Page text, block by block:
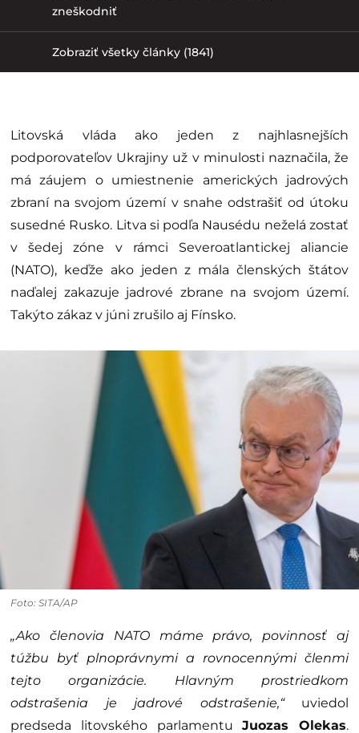
zneškodniť
Zobraziť všetky články (1841)
Litovská vláda ako jeden z najhlasnejších
podporovateľov Ukrajiny už v minulosti naznačila, že
má záujem o umiestnenie amerických jadrových
zbraní na svojom území v snahe odstrašiť od útoku
susedné Rusko. Litva si podľa Nausédu neželá zostať
v šedej zóne v rámci Severoatlantickej aliancie
(NATO), keďže ako jeden z mála členských štátov
naďalej zakazuje jadrové zbrane na svojom území.
Takýto zákaz v júni zrušilo aj Fínsko.
Foto: SITA/AP
„Ako členovia NATO máme právo, povinnosť aj
túžbu byť plnoprávnymi a rovnocennými členmi
tejto organizácie. Hlavným prostriedkom
odstrašenia je jadrové odstrašenie,“uviedol
predseda litovského parlamentuJuozas Olekas.